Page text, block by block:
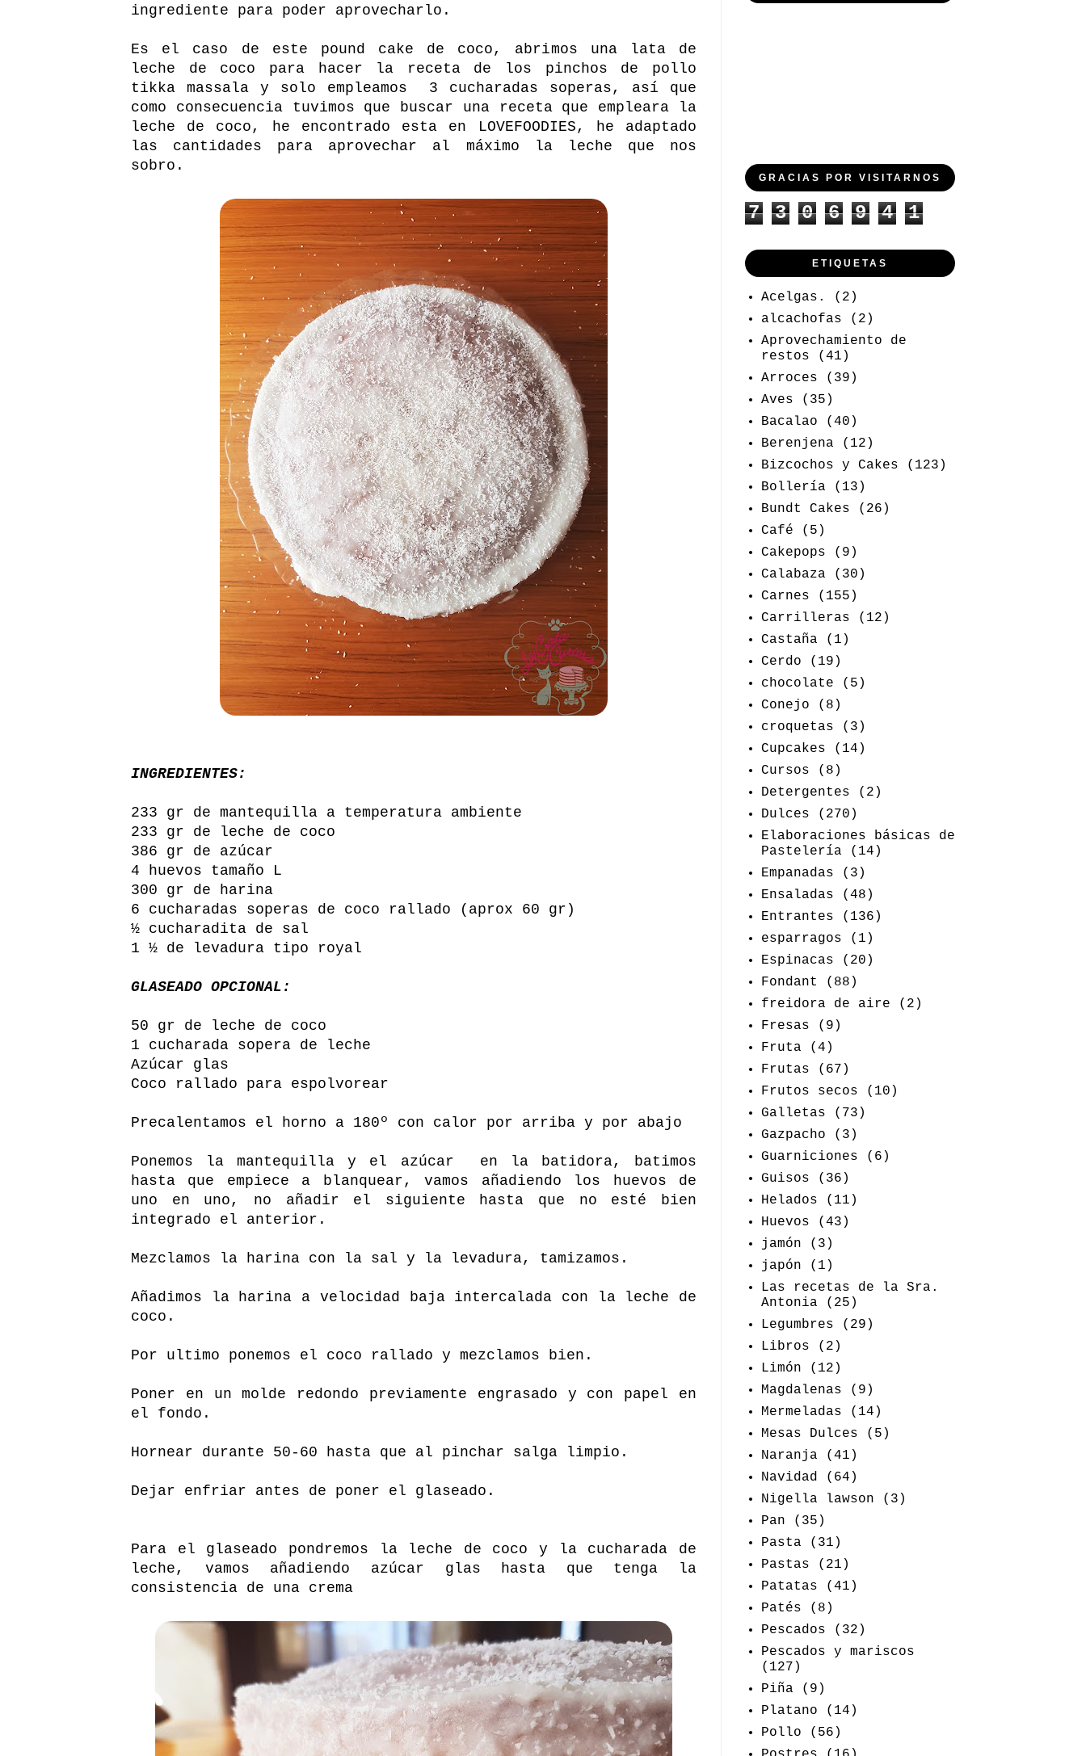
ingrediente para poder aprovecharlo.
Es el caso de este pound cake de coco, abrimos una lata de
leche de coco para hacer la receta de los pinchos de pollo
tikka massala y solo empleamos 3 cucharadas soperas, así que
como consecuencia tuvimos que buscar una receta que empleara la
leche de coco, he encontrado esta en
LOVEFOODIES , he adaptado
las cantidades para aprovechar al máximo la leche que nos
sobro.
INGREDIENTES:
233 gr de mantequilla a temperatura ambiente
233 gr de leche de coco
386 gr de azúcar
4 huevos tamaño L
300 gr de harina
6 cucharadas soperas de coco rallado (aprox 60 gr)
½ cucharadita de sal
1 ½ de levadura tipo royal
GLASEADO OPCIONAL:
50 gr de leche de coco
1 cucharada sopera de leche
Azúcar glas
Coco rallado para espolvorear
Precalentamos el horno a 180º con calor por arriba y por abajo
Ponemos la mantequilla y el azúcar en la batidora, batimos
hasta que empiece a blanquear, vamos añadiendo los huevos de
uno en uno, no añadir el siguiente hasta que no esté bien
integrado el anterior.
Mezclamos la harina con la sal y la levadura, tamizamos.
Añadimos la harina a velocidad baja intercalada con la leche de
coco.
Por ultimo ponemos el coco rallado y mezclamos bien.
Poner en un molde redondo previamente engrasado y con papel en
el fondo.
Hornear durante 50-60 hasta que al pinchar salga limpio.
Dejar enfriar antes de poner el glaseado.
Para el glaseado pondremos la leche de coco y la cucharada de
leche, vamos añadiendo azúcar glas hasta que tenga la
consistencia de una crema
GRACIAS POR VISITARNOS
7 3 0 6 9 4 1
ETIQUETAS
Acelgas.
(2)
alcachofas
(2)
Aprovechamiento de
restos
(41)
Arroces
(39)
Aves
(35)
Bacalao
(40)
Berenjena
(12)
Bizcochos y Cakes
(123)
Bollería
(13)
Bundt Cakes
(26)
Café
(5)
Cakepops
(9)
Calabaza
(30)
Carnes
(155)
Carrilleras
(12)
Castaña
(1)
Cerdo
(19)
chocolate
(5)
Conejo
(8)
croquetas
(3)
Cupcakes
(14)
Cursos
(8)
Detergentes
(2)
Dulces
(270)
Elaboraciones básicas de
Pastelería
(14)
Empanadas
(3)
Ensaladas
(48)
Entrantes
(136)
esparragos
(1)
Espinacas
(20)
Fondant
(88)
freidora de aire
(2)
Fresas
(9)
Fruta
(4)
Frutas
(67)
Frutos secos
(10)
Galletas
(73)
Gazpacho
(3)
Guarniciones
(6)
Guisos
(36)
Helados
(11)
Huevos
(43)
jamón
(3)
japón
(1)
Las recetas de la Sra.
Antonia
(25)
Legumbres
(29)
Libros
(2)
Limón
(12)
Magdalenas
(9)
Mermeladas
(14)
Mesas Dulces
(5)
Naranja
(41)
Navidad
(64)
Nigella lawson
(3)
Pan
(35)
Pasta
(31)
Pastas
(21)
Patatas
(41)
Patés
(8)
Pescados
(32)
Pescados y mariscos
(127)
Piña
(9)
Platano
(14)
Pollo
(56)